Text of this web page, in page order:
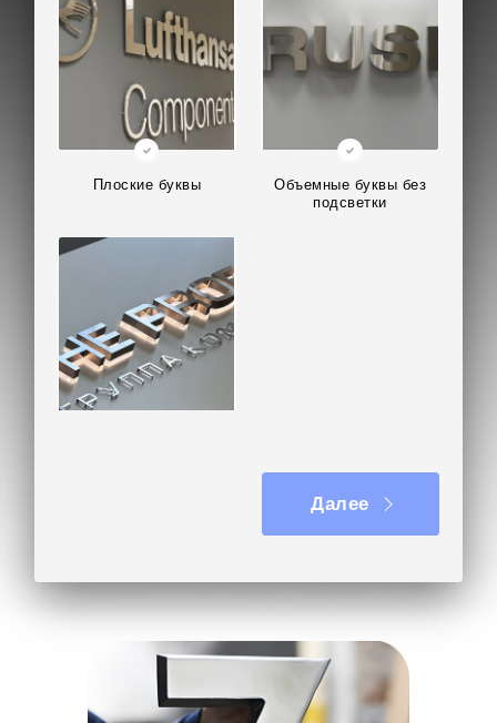
Плоские буквы
Объемные буквы без
подсветки
Далее